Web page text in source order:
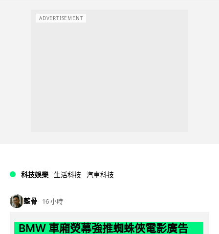
ADVERTISEMENT
科技娛樂 生活科技 汽車科技
藍骨 16 小時
BMW 車廂熒幕強推蜘蛛俠電影廣告